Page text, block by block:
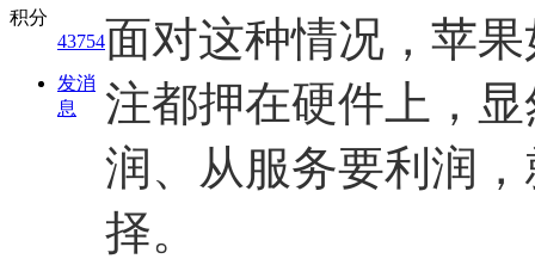
积分
43754
发消
息
面对这种情况，苹
注都押在硬件上，
润、从服务要利润
择。